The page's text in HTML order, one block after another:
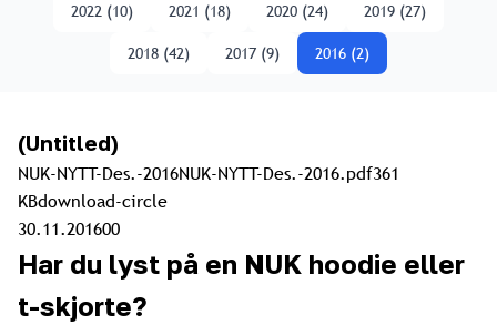
2022 (10) 2021 (18) 2020 (24) 2019 (27)
2018 (42) 2017 (9) 2016 (2)
(Untitled)
NUK-NYTT-Des.-2016NUK-NYTT-Des.-2016.pdf361
KBdownload-circle
30.11.201600
Har du lyst på en NUK hoodie eller
t-skjorte?